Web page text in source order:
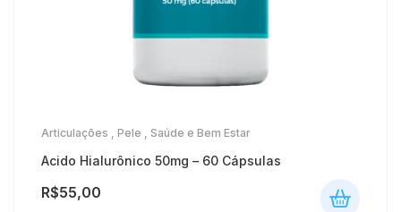
Articulações Pele Saúde e Bem Estar
Acido Hialurônico 50mg – 60 Cápsulas
R$55,00